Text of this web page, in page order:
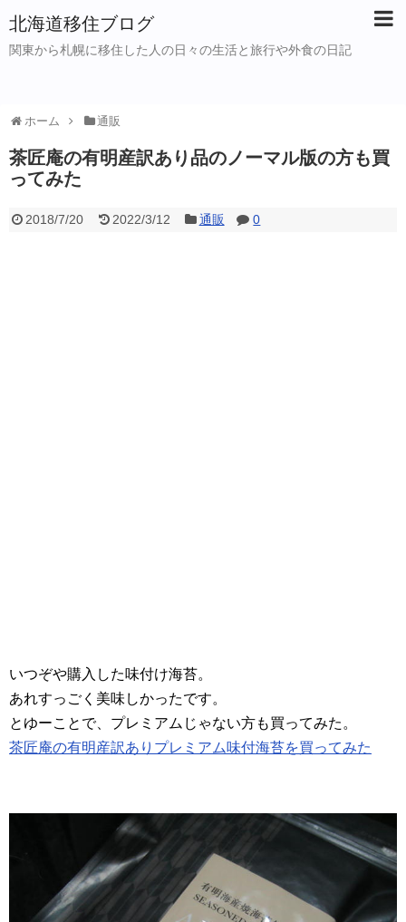
北海道移住ブログ
関東から札幌に移住した人の日々の生活と旅行や外食の日記
ホーム 通販
茶匠庵の有明産訳あり品のノーマル版の方も買
ってみた
2018/7/20 2022/3/12 通販 0
いつぞや購入した味付け海苔。
あれすっごく美味しかったです。
とゆーことで、プレミアムじゃない方も買ってみた。
茶匠庵の有明産訳ありプレミアム味付海苔を買ってみた